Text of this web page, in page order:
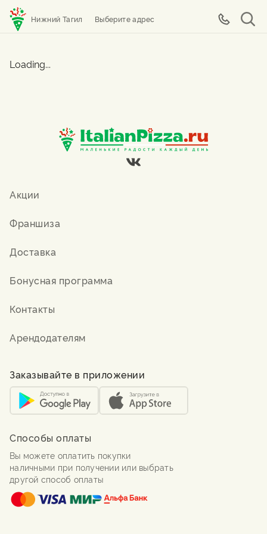
Нижний Тагил Выберите адрес
Loading...
Акции
Франшиза
Доставка
Бонусная программа
Контакты
Арендодателям
Заказывайте в приложении
Способы оплаты
Вы можете оплатить покупки
наличными при получении или выбрать
другой способ оплаты